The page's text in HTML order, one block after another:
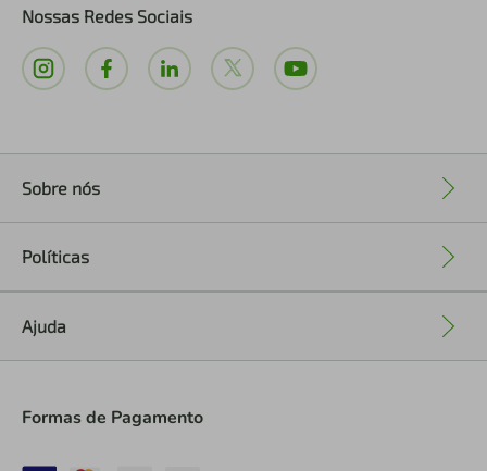
Nossas Redes Sociais
Sobre nós
Políticas
Ajuda
Formas de Pagamento